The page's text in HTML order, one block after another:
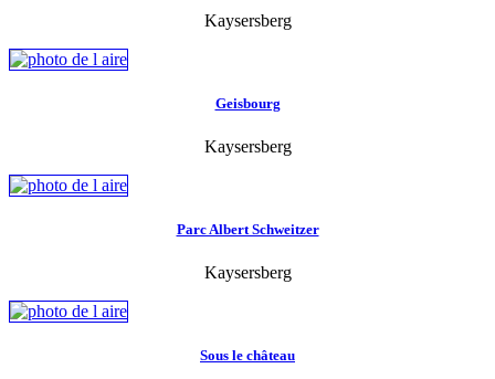
Kaysersberg
Geisbourg
Kaysersberg
Parc Albert Schweitzer
Kaysersberg
Sous le château